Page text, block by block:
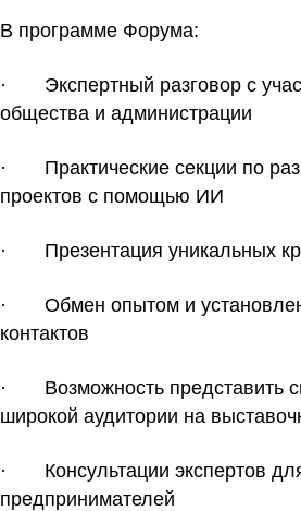
В программе Форума:
· Экспертный разговор с
общества и администрации
· Практические секции по
проектов с помощью ИИ
· Презентация уникальных
· Обмен опытом и
контактов
· Возможность представить
широкой аудитории на
· Консультации экспертов
предпринимателей